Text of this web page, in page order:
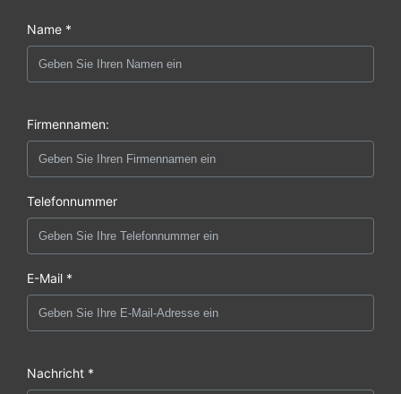
Name *
Firmennamen:
Telefonnummer
E-Mail *
Nachricht *